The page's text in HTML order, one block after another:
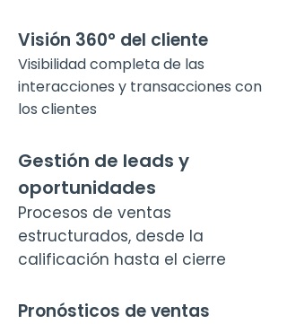
Visión 360° del cliente
Visibilidad completa de las
interacciones y transacciones con
los clientes
Gestión de leads y
oportunidades
Procesos de ventas
estructurados, desde la
calificación hasta el cierre
Pronósticos de ventas